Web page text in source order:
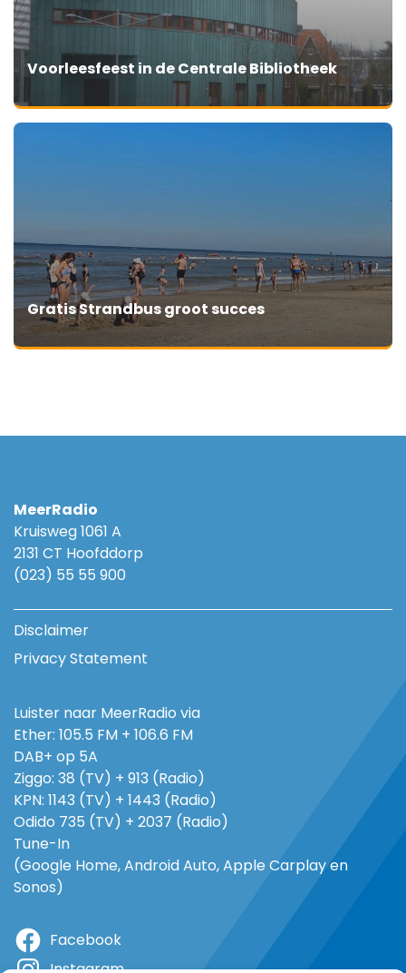
Voorleesfeest in de Centrale Bibliotheek
Gratis Strandbus groot succes
MeerRadio
Kruisweg 1061 A
2131 CT Hoofddorp
(023) 55 55 900
Disclaimer
Privacy Statement
Luister naar MeerRadio via
Ether: 105.5 FM + 106.6 FM
DAB+ op 5A
Ziggo: 38 (TV) + 913 (Radio)
KPN: 1143 (TV) + 1443 (Radio)
Odido 735 (TV) + 2037 (Radio)
Tune-In
(Google Home, Android Auto, Apple Carplay en
Sonos)
Facebook